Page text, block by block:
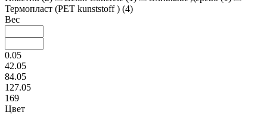
Термопласт (PET kunststoff ) (4)
Вес
0.05
42.05
84.05
127.05
169
Цвет